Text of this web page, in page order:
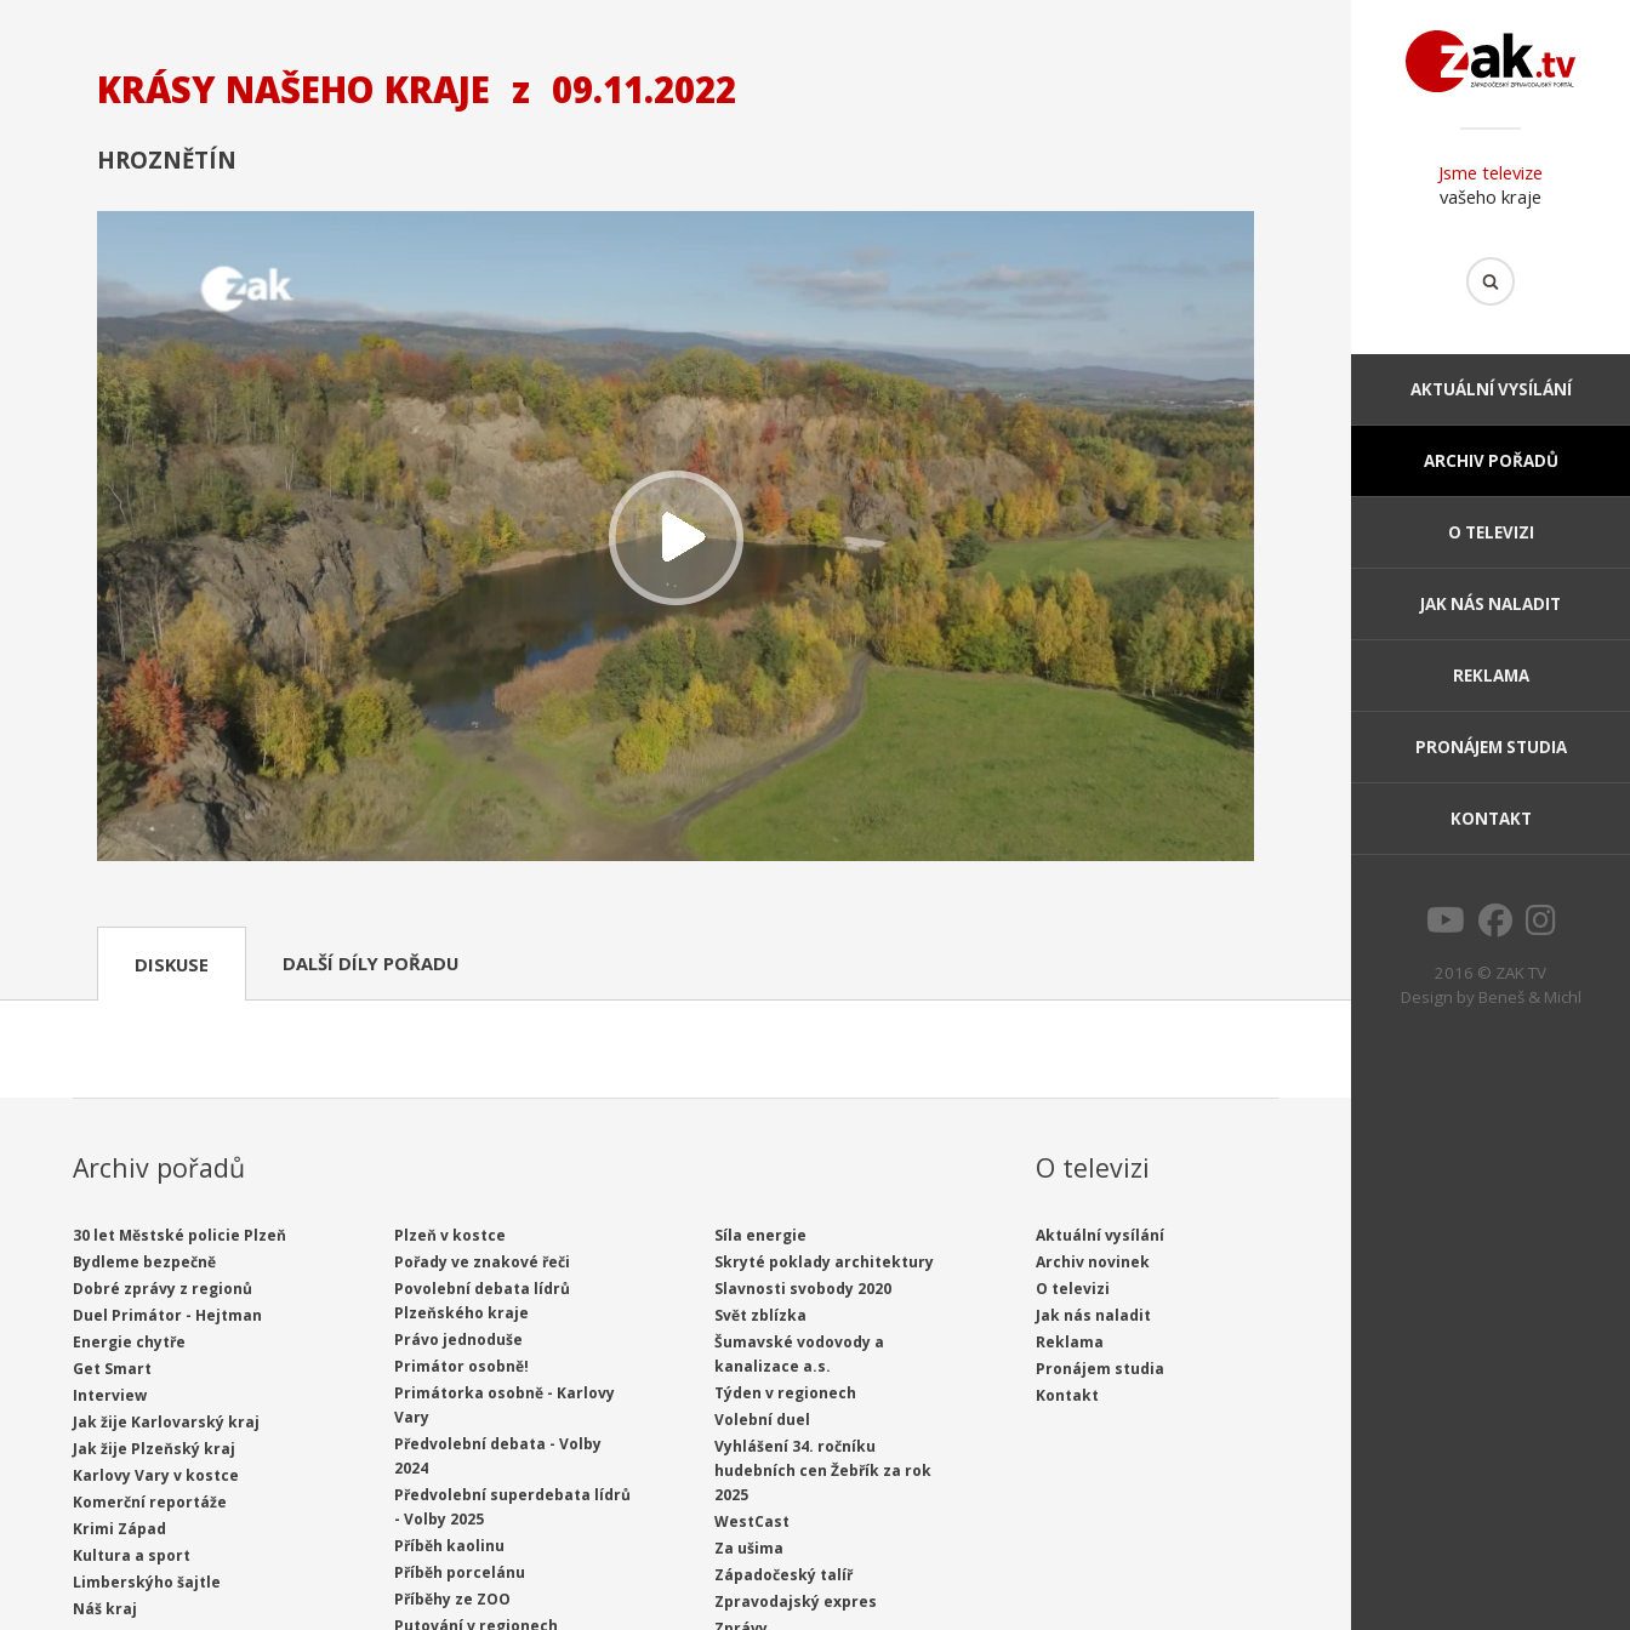
Jsme televize
vašeho kraje
AKTUÁLNÍ VYSÍLÁNÍ
ARCHIV POŘADŮ
O TELEVIZI
JAK NÁS NALADIT
REKLAMA
PRONÁJEM STUDIA
KONTAKT
2016 © ZAK TV
Design by Beneš & Michl
KRÁSY NAŠEHO KRAJE z 09.11.2022
HROZNĚTÍN
DISKUSE DALŠÍ DÍLY POŘADU
Archiv pořadů
30 let Městské policie Plzeň
Bydleme bezpečně
Dobré zprávy z regionů
Duel Primátor - Hejtman
Energie chytře
Get Smart
Interview
Jak žije Karlovarský kraj
Jak žije Plzeňský kraj
Karlovy Vary v kostce
Komerční reportáže
Krimi Západ
Kultura a sport
Limberskýho šajtle
Náš kraj
Plzeň v kostce
Pořady ve znakové řeči
Povolební debata lídrů
Plzeňského kraje
Právo jednoduše
Primátor osobně!
Primátorka osobně - Karlovy
Vary
Předvolební debata - Volby
2024
Předvolební superdebata lídrů
- Volby 2025
Příběh kaolinu
Příběh porcelánu
Příběhy ze ZOO
Síla energie
Skryté poklady architektury
Slavnosti svobody 2020
Svět zblízka
Šumavské vodovody a
kanalizace a.s.
Týden v regionech
Volební duel
Vyhlášení 34. ročníku
hudebních cen Žebřík za rok
2025
WestCast
Za ušima
Západočeský talíř
Zpravodajský expres
O televizi
Aktuální vysílání
Archiv novinek
O televizi
Jak nás naladit
Reklama
Pronájem studia
Kontakt